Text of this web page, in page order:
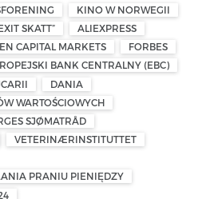
KINO W NORWEGII
SKATT”
ALIEXPRESS
CAPITAL MARKETS
FORBES
BANK CENTRALNY (EBC)
DANIA
WARTOŚCIOWYCH
SJØMATRÅD
VETERINÆRINSTITUTTET
PRANIU PIENIĘDZY